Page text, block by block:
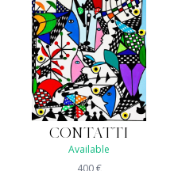
CONTATTI
Available
400€